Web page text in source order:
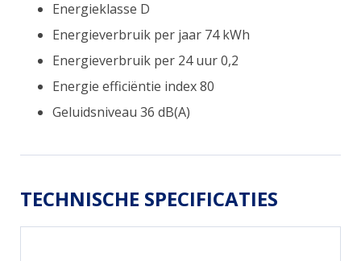
Energieklasse D
Energieverbruik per jaar 74 kWh
Energieverbruik per 24 uur 0,2
Energie efficiëntie index 80
Geluidsniveau 36 dB(A)
TECHNISCHE SPECIFICATIES